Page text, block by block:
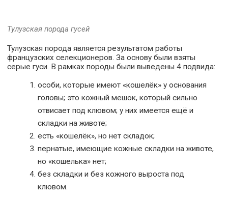
Тулузская порода гусей
Тулузская порода является результатом работы
французских селекционеров. За основу были взяты
серые гуси. В рамках породы были выведены 4 подвида:
особи, которые имеют «кошелёк» у основания
головы; это кожный мешок, который сильно
отвисает под клювом; у них имеется ещё и
складки на животе;
есть «кошелёк», но нет складок;
пернатые, имеющие кожные складки на животе,
но «кошелька» нет;
без складки и без кожного выроста под
клювом.